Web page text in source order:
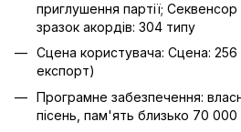
приглушення партії;
зразок акордів: 304 типу
Сцена користувача: Сцена:
експорт)
Програмне забезпечення:
пісень, пам'ять близько 70 000